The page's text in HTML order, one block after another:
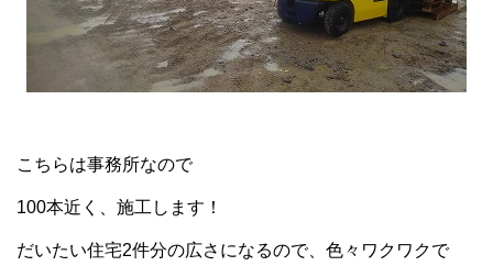
こちらは事務所なので
100本近く、施工します！
だいたい住宅2件分の広さになるので、色々ワクワクで